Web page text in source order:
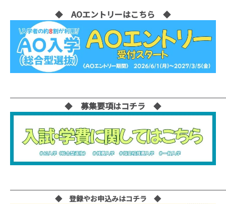
◆ AOエントリーはこちら ◆
◆ 募集要項はコチラ ◆
◆ 登録やお申込みはコチラ ◆